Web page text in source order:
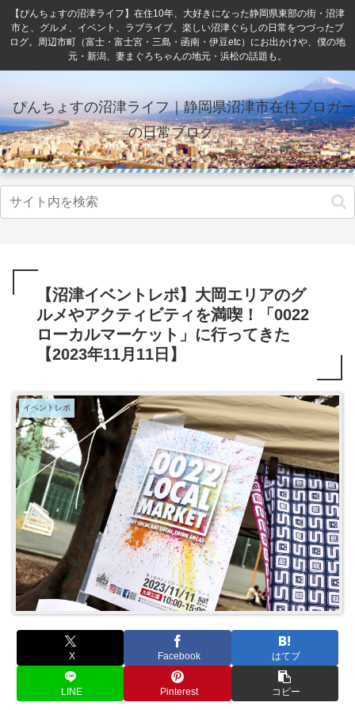
【ぴんちょすの沼津ライフ】在住10年、大好きになった静岡県東部の街・沼津
市と、グルメ、イベント、ラブライブ、楽しい沼津ぐらしの日常をつづったブ
ログ。周辺市町（富士・富士宮・三島・函南・伊豆etc）にお出かけや、僕の地
元・新潟、妻まぐろちゃんの地元・浜松の話題も。
ぴんちょすの沼津ライフ｜静岡県沼津市在住ブロガー
の日常ブログ
【沼津イベントレポ】大岡エリアのグ
ルメやアクティビティを満喫！「0022
ローカルマーケット」に行ってきた
【2023年11月11日】
イベントレポ
X Facebook はてブ
LINE Pinterest コピー